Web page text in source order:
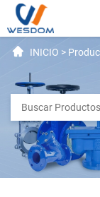
INICIO >